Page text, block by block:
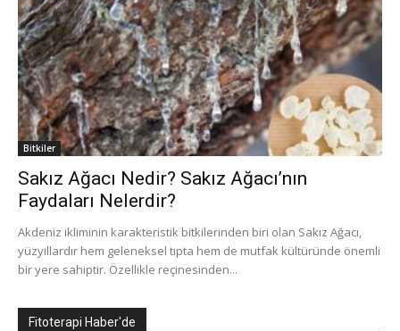
Bitkiler
Sakız Ağacı Nedir? Sakız Ağacı’nın
Faydaları Nelerdir?
Akdeniz ikliminin karakteristik bitkilerinden biri olan Sakız Ağacı,
yüzyıllardır hem geleneksel tıpta hem de mutfak kültüründe önemli
bir yere sahiptir. Özellikle reçinesinden...
Fitoterapi Haber'de